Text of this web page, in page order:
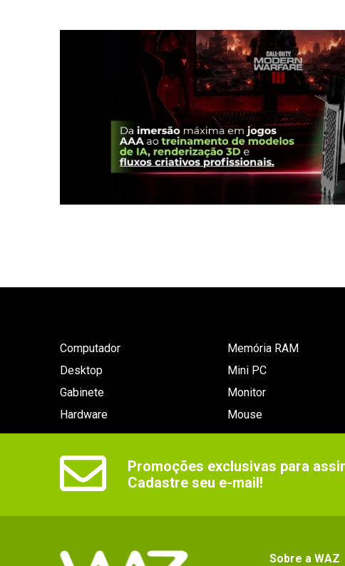
Computador
Desktop
Gabinete
Hardware
Memória RAM
Mini PC
Monitor
Mouse
Promoções exclusivas para
Cadastre seu e-mail!
Sobre a WAZ